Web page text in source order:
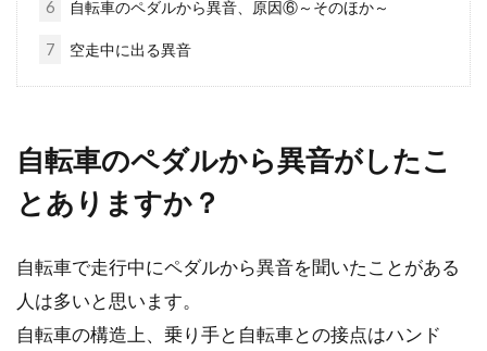
自転車を運転している人は、交通ルールを守ら
こんにちは、じてんしゃライターふくだです。
リスや油...
6 自転車のペダルから異音、原因⑥～そのほか～
7 空走中に出る異音
自転車のペダルから異音がしたこ
とありますか？
自転車で走行中にペダルから異音を聞いたことがある
人は多いと思います。
自転車の構造上、乗り手と自転車との接点はハンド